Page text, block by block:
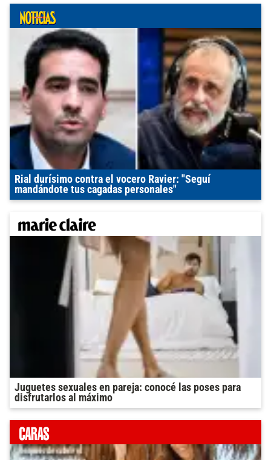
Rial durísimo contra el vocero Ravier: "Seguí
mandándote tus cagadas personales"
Juguetes sexuales en pareja: conocé las poses para
disfrutarlos al máximo